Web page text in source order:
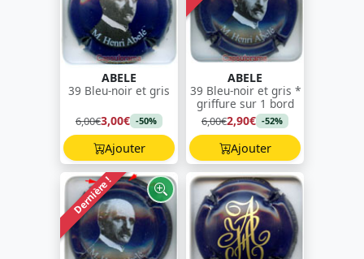
ABELE
39 Bleu-noir et gris
6,00€3,00€ -50%
Ajouter
ABELE
39 Bleu-noir et gris *
griffure sur 1 bord
6,00€2,90€ -52%
Ajouter
Dernière !